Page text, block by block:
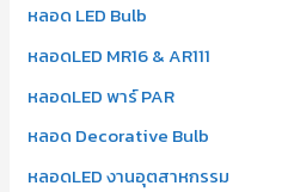
f
o
r
:
หลอด LED Bulb
หลอดLED MR16 & AR111
หลอดLED พาร์ PAR
หลอด Decorative Bulb
หลอดLED งานอุตสาหกรรม